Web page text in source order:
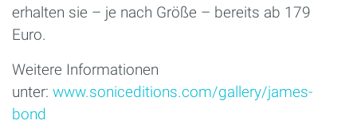
erhalten sie – je nach Größe – bereits ab 179
Euro.
Weitere Informationen
unter: www.soniceditions.com/gallery/james-
bond